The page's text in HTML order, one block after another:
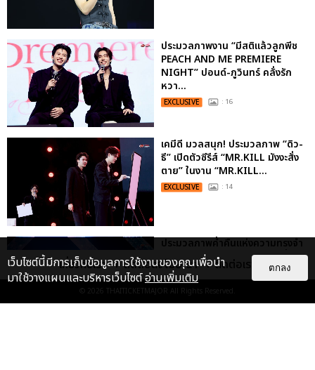
ประมวลภาพงาน “มีสติแล้วลูกพีช
PEACH AND ME PREMIERE
NIGHT” ปอนด์-ภูวินทร์ คลั่งรัก
หวา...
EXCLUSIVE : 16
เคมีดี มวลสนุก! ประมวลภาพ “ดิว-
ธี” เปิดตัวซีรีส์ “MR.KILL มังงะสั่ง
ตาย” ในงาน “MR.KILL...
EXCLUSIVE : 14
ประมวลภาพค่ำคืนแห่งความทรงจำ
ของ ITZY และมิดจีไทย ในวันที่
หัวใจส่องสว่างไปพร้อมกัน
EXCLUSIVE
เกี่ยวกับเรา ติดต่อลงโฆษณา ติดต่อเรา
© 2026 THAITICKETMAJOR All Rights Reserved.
เว็บไซต์นี้มีการเก็บข้อมูลการใช้งานของคุณเพื่อนำ
มาใช้วางแผนและบริหารเว็บไซต์อ่านเพิ่มเติม
ตกลง